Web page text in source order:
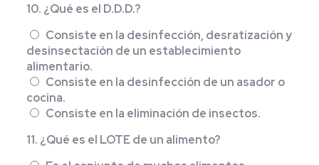
10. ¿Qué es el D.D.D.?
Consiste en la desinfección, desratización y
desinsectación de un establecimiento
alimentario.
Consiste en la desinfección de un asador o
cocina.
Consiste en la eliminación de insectos.
11. ¿Qué es el LOTE de un alimento?